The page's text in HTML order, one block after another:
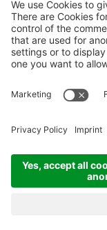
V.le
Tel.+39
MwSt-
Sitemap